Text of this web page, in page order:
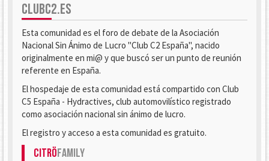
CLUBC2.ES
Esta comunidad es el foro de debate de la Asociación
Nacional Sin Ánimo de Lucro "Club C2 España", nacido
originalmente en mi@ y que buscó ser un punto de reunión
referente en España.
El hospedaje de esta comunidad está compartido con Club
C5 España - Hydractives, club automovilístico registrado
como asociación nacional sin ánimo de lucro.
El registro y acceso a esta comunidad es gratuito.
CitröFamily